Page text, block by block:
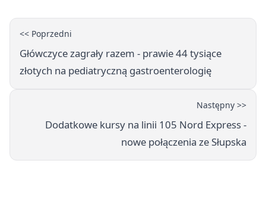
<< Poprzedni
Główczyce zagrały razem - prawie 44 tysiące
złotych na pediatryczną gastroenterologię
Następny >>
Dodatkowe kursy na linii 105 Nord Express -
nowe połączenia ze Słupska